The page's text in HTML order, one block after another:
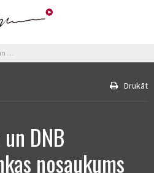
Drukāt
DNB
nosaukums